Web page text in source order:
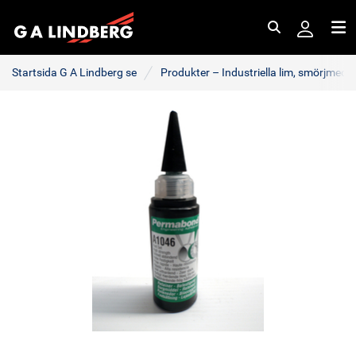
Startsida G A Lindberg se Produkter – Industriella lim,